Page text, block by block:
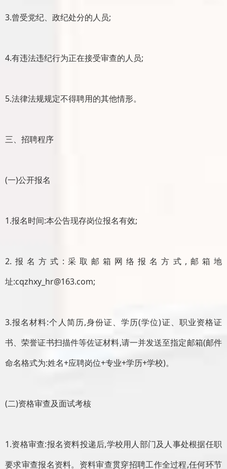
3.曾受党纪、政纪处分的人员;
4.有违法违纪行为正在接受审查的人员;
5.法律法规规定不得聘用的其他情形。
三、招聘程序
(一)公开报名
1.报名时间:本公告现存岗位报名有效;
2.报名方式:采取邮箱网络报名方式,邮箱地
址:cqzhxy_hr@163.com;
3.报名材料:个人简历,身份证、学历(学位)证、职业资格证
书、荣誉证书扫描件等佐证材料,请一并发送至指定邮箱(邮件
命名格式为:姓名+应聘岗位+专业+学历+学校)。
(二)资格审查及面试考核
1.资格审查:报名资料投递后,学校用人部门及人事处根据任职
要求审查报名资料。资料审查贯穿招聘工作全过程,任何环节